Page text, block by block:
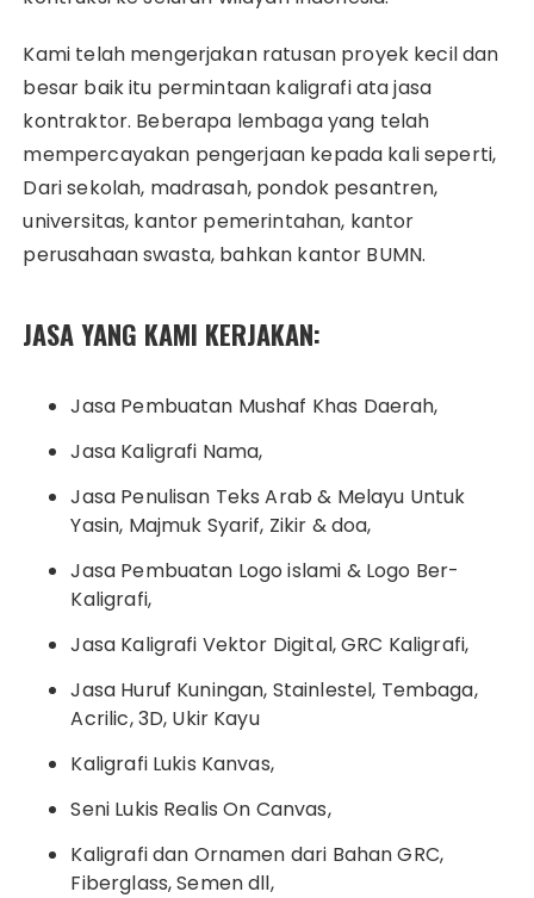
Kami telah mengerjakan ratusan proyek kecil dan
besar baik itu permintaan kaligrafi ata jasa
kontraktor. Beberapa lembaga yang telah
mempercayakan pengerjaan kepada kali seperti,
Dari sekolah, madrasah, pondok pesantren,
universitas, kantor pemerintahan, kantor
perusahaan swasta, bahkan kantor BUMN.
JASA YANG KAMI KERJAKAN:
Jasa Pembuatan Mushaf Khas Daerah,
Jasa Kaligrafi Nama,
Jasa Penulisan Teks Arab & Melayu Untuk
Yasin, Majmuk Syarif, Zikir & doa,
Jasa Pembuatan Logo islami & Logo Ber-
Kaligrafi,
Jasa Kaligrafi Vektor Digital, GRC Kaligrafi,
Jasa Huruf Kuningan, Stainlestel, Tembaga,
Acrilic, 3D, Ukir Kayu
Kaligrafi Lukis Kanvas,
Seni Lukis Realis On Canvas,
Kaligrafi dan Ornamen dari Bahan GRC,
Fiberglass, Semen dll,